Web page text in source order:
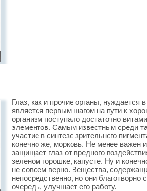
Глаз, как и прочие органы, нуждается
является первым шагом на пути к
организм поступало достаточно
элементов. Самым известным среди
участие в синтезе зрительного
конечно же, морковь. Не менее важен
защищает глаз от вредного
зеленом горошке, капусте. Ну и
не совсем верно. Вещества,
непосредственно, но они
очередь, улучшает его работу.